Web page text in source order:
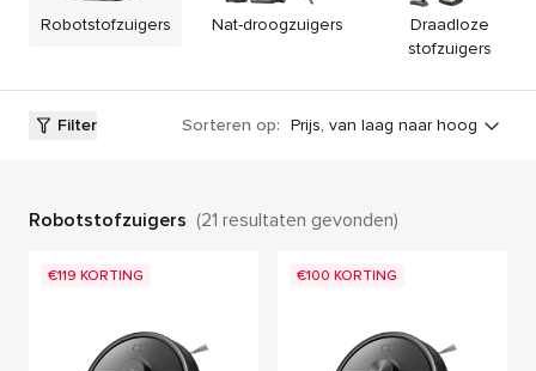
Robotstofzuigers Nat-droogzuigers
Draadloze
stofzuigers
Filter Sorteren op: Prijs, van laag naar hoog
Robotstofzuigers (21 resultaten gevonden)
€119 KORTING €100 KORTING